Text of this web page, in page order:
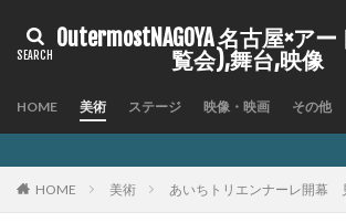
OutermostNAGOYA 名古屋×ア
覧会),舞台,映像
HOME 美術 ステージ 映像・映画 その他
記事内に商品プ
HOME 美術 あいちトリエンナーレ開幕